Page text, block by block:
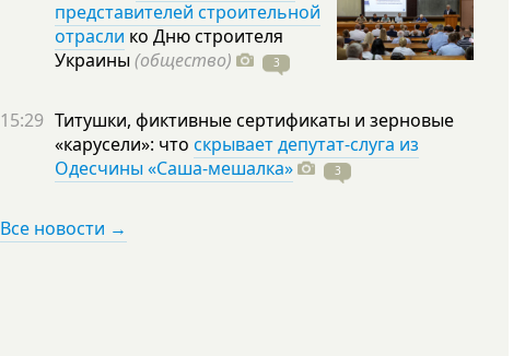
представителей строительной
отрасли ко Дню строителя
Украины (общество) 3
15:29 Титушки, фиктивные сертификаты и зерновые
«карусели»: что скрывает депутат-слуга из
Одесчины «Саша-мешалка»
3
Все новости →